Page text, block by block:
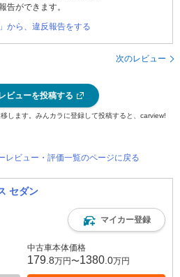
告ができます。
から、違反報告をする
次のレビュー
ビューを投稿する
します。みんカラに登録して投稿すると、carview!
レビュー・評価一覧のページに戻る
セダン
マイカー登録
中古車本体価格
179 .8万円〜1380 .0万円